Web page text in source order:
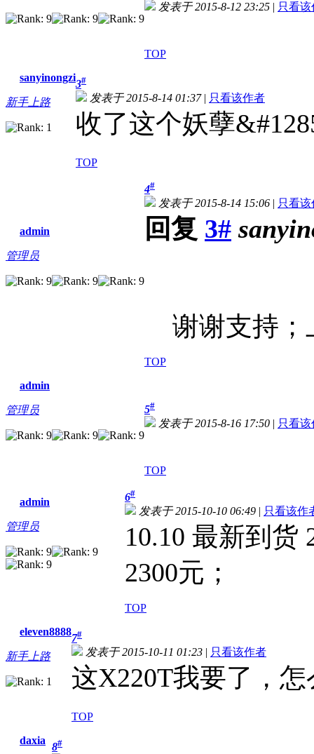
发表于 2015-8-12 23:25 | 只看该
TOP
sanyinongzi
新手上路
3#
发表于 2015-8-14 01:37| 只看该作者
收了这个妖孽
TOP
admin
管理员
4#
发表于 2015-8-14 15:06 | 只看该
回复 3#
谢谢支持；
TOP
admin
管理员 5#
发表于 2015-8-16 17:50 | 只看该
TOP
admin
管理员
6#
发表于 2015-10-10 06:49 | 只看该作
10.10 最新到货
2300元；
TOP
eleven8888
新手上路
7#
发表于 2015-10-11 01:23 | 只看该作者
这X220T我要了，
TOP
daxia
8#